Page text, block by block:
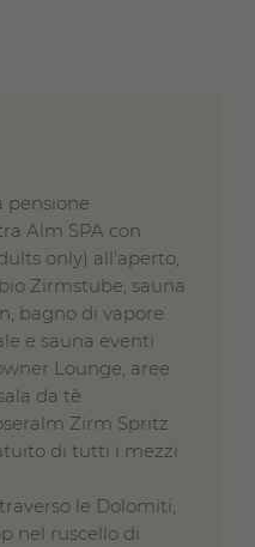
pensione
Alm SPA con
only) all'aperto,
Zirmstube, sauna
bagno di vapore
e sauna eventi
Lounge, aree
da tè
Zirm Spritz
di tutti i mezzi
le Dolomiti,
nel ruscello di